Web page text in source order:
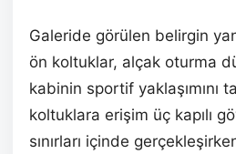
Galeride görülen belirgin
ön koltuklar, alçak oturma
kabinin sportif yaklaşımını
koltuklara erişim üç kapılı
sınırları içinde